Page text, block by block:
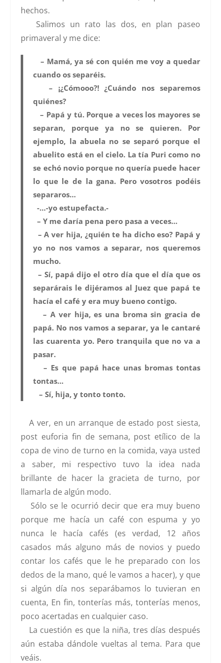
hechos.
Salimos un rato las dos, en plan paseo
primaveral y me dice:
– Mamá,ya sé con quién me voy a quedar
cuando os separéis.
– ¡¿Cómooo?! ¿Cuándo nos separemos
quiénes?
– Papá y tú. Porque a veces los mayores se
separan, porque ya no se quieren. Por
ejemplo, la abuela no se separó porque el
abuelito está en el cielo. La tía Puri como no
se echó novio porque no quería puede hacer
lo que le de la gana. Pero vosotros podéis
separaros…
-…-yo estupefacta.-
– Y me daría pena pero pasa a veces…
– A ver hija, ¿quién te ha dicho eso? Papá y
yo no nos vamos a separar, nos queremos
mucho.
– Sí, papá dijo el otro día que el día que os
separárais le dijéramos al Juez que papá te
hacía el café y era muy bueno contigo.
– A ver hija, es una broma sin gracia de
papá. No nos vamos a separar, ya le cantaré
las cuarenta yo. Pero tranquila que no va a
pasar.
– Es que papá hace unas bromas tontas
tontas…
– Sí, hija, y tonto tonto.
A ver, en un arranque de estado post siesta,
post euforia fin de semana, post etílico de la
copa de vino de turno en la comida, vaya usted
a saber, mi respectivo tuvo la idea nada
brillante de hacer la gracieta de turno, por
llamarla de algún modo.
Sólo se le ocurrió decir que era muy bueno
porque me hacía un café con espuma y yo
nunca le hacía cafés (es verdad, 12 años
casados más alguno más de novios y puedo
contar los cafés que le he preparado con los
dedos de la mano, qué le vamos a hacer), y que
si algún día nos separábamos lo tuvieran en
cuenta, En fin, tonterías más, tonterías menos,
poco acertadas en cualquier caso.
La cuestión es que la niña, tres días después
aún estaba dándole vueltas al tema. Para que
veáis.